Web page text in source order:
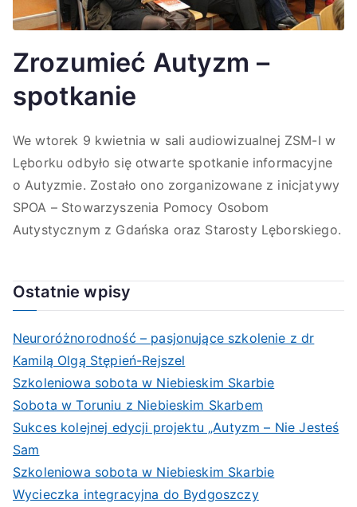
Zrozumieć Autyzm –
spotkanie
We wtorek 9 kwietnia w sali audiowizualnej ZSM-I w
Lęborku odbyło się otwarte spotkanie informacyjne
o Autyzmie. Zostało ono zorganizowane z inicjatywy
SPOA – Stowarzyszenia Pomocy Osobom
Autystycznym z Gdańska oraz Starosty Lęborskiego.
Ostatnie wpisy
Neuroróżnorodność – pasjonujące szkolenie z dr
Kamilą Olgą Stępień-Rejszel
Szkoleniowa sobota w Niebieskim Skarbie
Sobota w Toruniu z Niebieskim Skarbem
Sukces kolejnej edycji projektu „Autyzm – Nie Jesteś
Sam
Szkoleniowa sobota w Niebieskim Skarbie
Wycieczka integracyjna do Bydgoszczy